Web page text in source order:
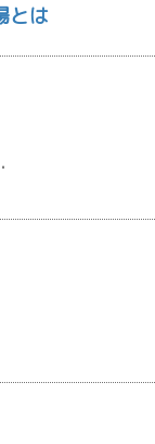
とは